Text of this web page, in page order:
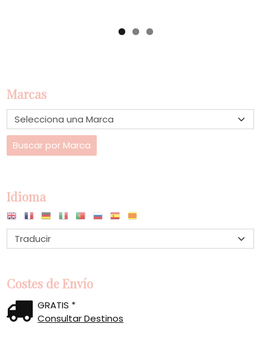
Marcas
Idioma
Costes de Envío
GRATIS *
Consultar Destinos